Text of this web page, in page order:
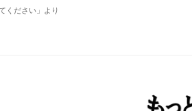
ください」より